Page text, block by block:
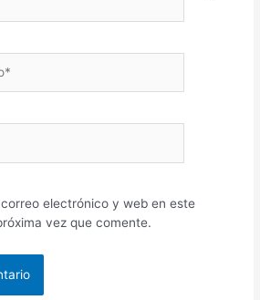
electrónico y web en este
vez que comente.